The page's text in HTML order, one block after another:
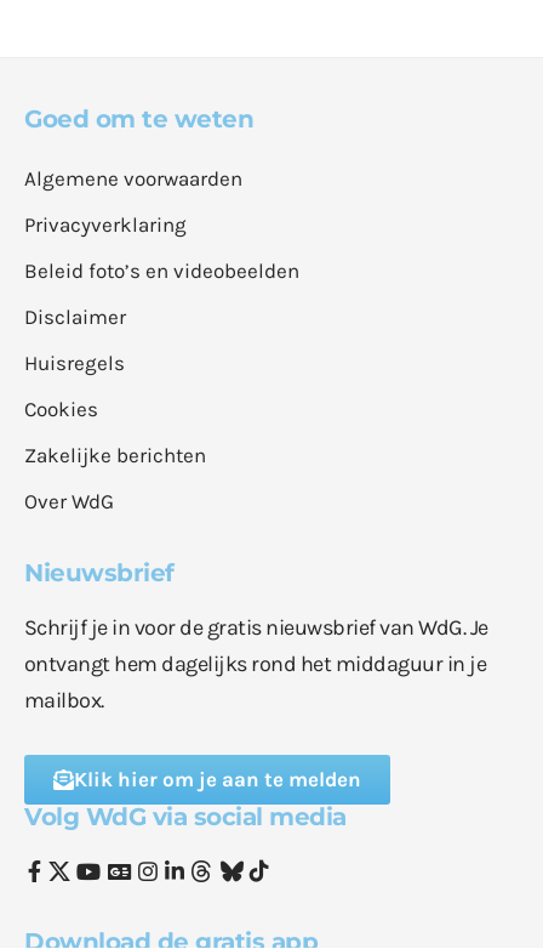
Goed om te weten
Algemene voorwaarden
Privacyverklaring
Beleid foto’s en videobeelden
Disclaimer
Huisregels
Cookies
Zakelijke berichten
Over WdG
Nieuwsbrief
Schrijf je in voor de gratis nieuwsbrief van WdG. Je
ontvangt hem dagelijks rond het middaguur in je
mailbox.
Klik hier om je aan te melden
Volg WdG via social media
Download de gratis app